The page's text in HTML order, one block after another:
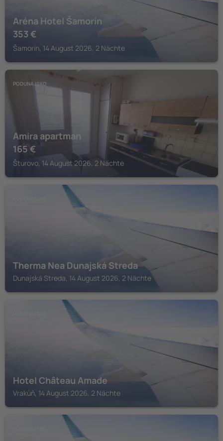
Aréna Hotel Šamorín
353 €
Šamorín, 14 August 2026, 2 Nächte
PODUNAJSKO
Amira apartman
165 €
Šturovo, 14 August 2026, 2 Nächte
Therma Nea Dunajská Streda
Dunajská Streda, 14 August 2026, 2 Nächte
Hotel Château Amade
Vrakúň, 14 August 2026, 2 Nächte